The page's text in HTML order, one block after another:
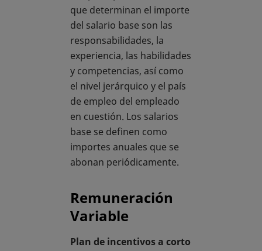
que determinan el importe
del salario base son las
responsabilidades, la
experiencia, las habilidades
y competencias, así como
el nivel jerárquico y el país
de empleo del empleado
en cuestión. Los salarios
base se definen como
importes anuales que se
abonan periódicamente.
Remuneración
Variable
Plan de incentivos a corto